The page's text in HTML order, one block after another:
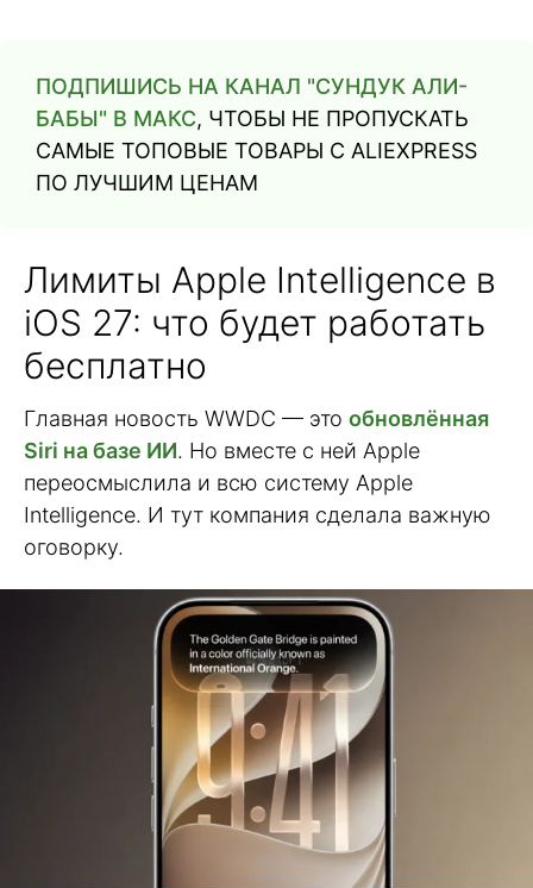
ПОДПИШИСЬ НА КАНАЛ "СУНДУК АЛИ-
БАБЫ" В МАКС, ЧТОБЫ НЕ ПРОПУСКАТЬ
САМЫЕ ТОПОВЫЕ ТОВАРЫ С ALIEXPRESS
ПО ЛУЧШИМ ЦЕНАМ
Лимиты Apple Intelligence в
iOS 27: что будет работать
бесплатно
Главная новость WWDC — это обновлённая
Siri на базе ИИ. Но вместе с ней Apple
переосмыслила и всю систему Apple
Intelligence. И тут компания сделала важную
оговорку.